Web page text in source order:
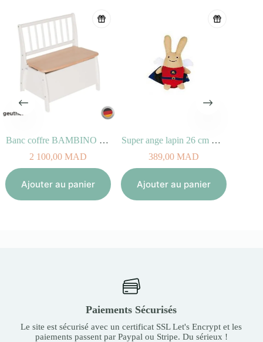
Banc coffre BAMBINO Blanc Naturel
2 100,00MAD
Ajouter au panier
Super ange lapin 26 cm Rouge
389,00MAD
Ajouter au panier
Paiements Sécurisés
Le site est sécurisé avec un certificat SSL Let's Encrypt et les
paiements passent par Paypal ou Stripe. Du sérieux !